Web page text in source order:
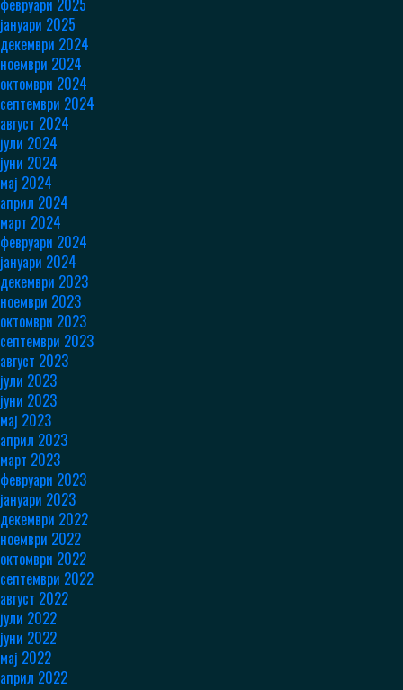
февруари 2025
јануари 2025
декември 2024
ноември 2024
октомври 2024
септември 2024
август 2024
јули 2024
јуни 2024
мај 2024
април 2024
март 2024
февруари 2024
јануари 2024
декември 2023
ноември 2023
октомври 2023
септември 2023
август 2023
јули 2023
јуни 2023
мај 2023
април 2023
март 2023
февруари 2023
јануари 2023
декември 2022
ноември 2022
октомври 2022
септември 2022
август 2022
јули 2022
јуни 2022
мај 2022
април 2022